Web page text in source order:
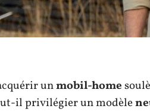
unmobil-home
il privilégier un modèle